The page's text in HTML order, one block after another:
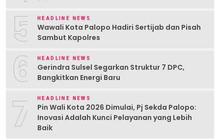
5 HEADLINE NEWS
Wawali Kota Palopo Hadiri Sertijab dan Pisah
Sambut Kapolres
6 HEADLINE NEWS
Gerindra Sulsel Segarkan Struktur 7 DPC,
Bangkitkan Energi Baru
7 HEADLINE NEWS
Pin Wali Kota 2026 Dimulai, Pj Sekda Palopo:
Inovasi Adalah Kunci Pelayanan yang Lebih
Baik